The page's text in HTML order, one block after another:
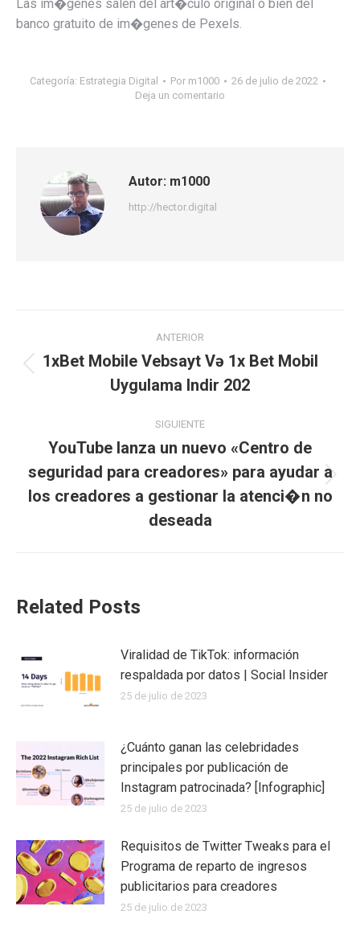
Las im�genes salen del art�culo original o bien del
banco gratuito de im�genes de Pexels.
Categoría: Estrategia Digital Por m1000
26 de julio de 2022
Deja un comentario
Autor: m1000
http://hector.digital
Navegación
entre
publicaciones
ANTERIOR
Publicación
anterior:
1xBet Mobile Vebsayt Və 1x Bet Mobil
Uygulama Indir 202
SIGUIENTE
Publicación
siguiente:
YouTube lanza un nuevo «Centro de
seguridad para creadores» para ayudar a
los creadores a gestionar la atenci�n no
deseada
Related Posts
Viralidad de TikTok: información
respaldada por datos | Social Insider
25 de julio de 2023
¿Cuánto ganan las celebridades
principales por publicación de
Instagram patrocinada? [Infographic]
25 de julio de 2023
Requisitos de Twitter Tweaks para el
Programa de reparto de ingresos
publicitarios para creadores
25 de julio de 2023